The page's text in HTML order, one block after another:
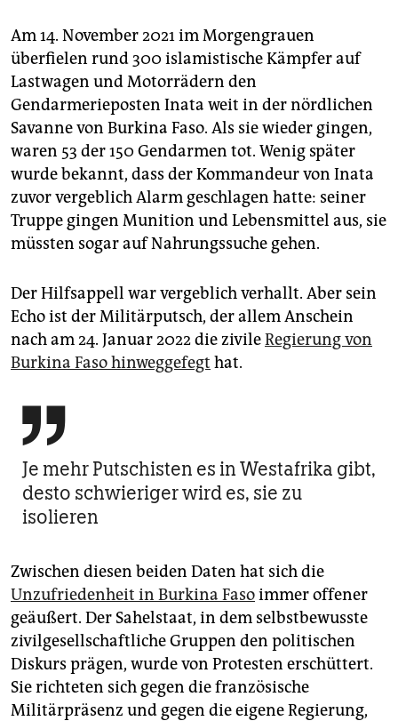
abo
genossenschaft
epaper login
Am 14. November 2021 im Morgengrauen
überfielen rund 300 islamistische Kämpfer auf
Lastwagen und Motorrädern den
Gendarmerieposten Inata weit in der nördlichen
Savanne von Burkina Faso. Als sie wieder gingen,
waren 53 der 150 Gendarmen tot. Wenig später
wurde bekannt, dass der Kommandeur von Inata
zuvor vergeblich Alarm geschlagen hatte: seiner
Truppe gingen Munition und Lebensmittel aus, sie
müssten sogar auf Nahrungssuche gehen.
Der Hilfsappell war vergeblich verhallt. Aber sein
Echo ist der Militärputsch, der allem Anschein
nach am 24. Januar 2022 die zivileRegierung von
Burkina Faso hinweggefegt hat.

Je mehr Putschisten es in Westafrika gibt,
desto schwieriger wird es, sie zu
isolieren
Zwischen diesen beiden Daten hat sich die
Unzufriedenheit in Burkina Fasoimmer offener
geäußert. Der Sahelstaat, in dem selbstbewusste
zivilgesellschaftliche Gruppen den politischen
Diskurs prägen, wurde von Protesten erschüttert.
Sie richteten sich gegen die französische
Militärpräsenz und gegen die eigene Regierung,